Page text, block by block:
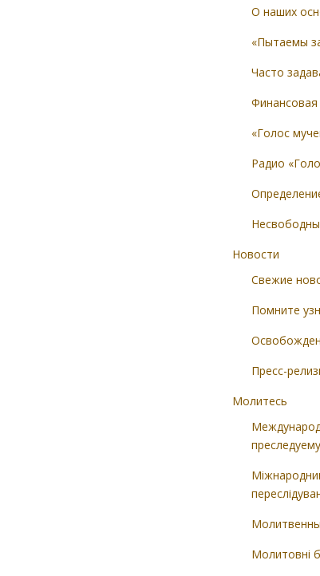
О наших
«Пытаемы
Часто
Финансовая
«Голос
Радио
Новости
Свежие
Помните
Пресс-
Молитесь
Молитовні